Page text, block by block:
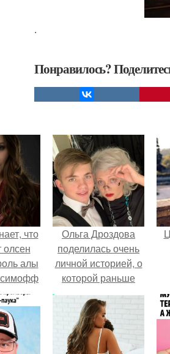
.
Понравилось?
что
олсен
алы
Ольга Дроздова
поделилась очень
личной историей, о
которой раньше
почти не говорила.